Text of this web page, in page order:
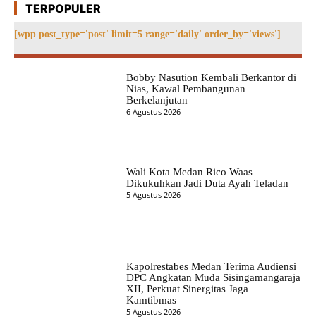
TERPOPULER
[wpp post_type='post' limit=5 range='daily' order_by='views']
Bobby Nasution Kembali Berkantor di
Nias, Kawal Pembangunan
Berkelanjutan
6 Agustus 2026
Wali Kota Medan Rico Waas
Dikukuhkan Jadi Duta Ayah Teladan
5 Agustus 2026
Kapolrestabes Medan Terima Audiensi
DPC Angkatan Muda Sisingamangaraja
XII, Perkuat Sinergitas Jaga
Kamtibmas
5 Agustus 2026